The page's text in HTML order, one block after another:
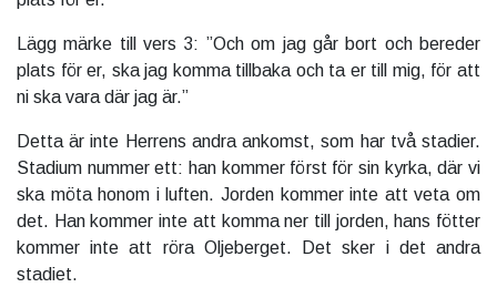
Lägg märke till vers 3: ”Och om jag går bort och bereder
plats för er, ska jag komma tillbaka och ta er till mig, för att
ni ska vara där jag är.”
Detta är inte Herrens andra ankomst, som har två stadier.
Stadium nummer ett: han kommer först för sin kyrka, där vi
ska möta honom i luften. Jorden kommer inte att veta om
det. Han kommer inte att komma ner till jorden, hans fötter
kommer inte att röra Oljeberget. Det sker i det andra
stadiet.